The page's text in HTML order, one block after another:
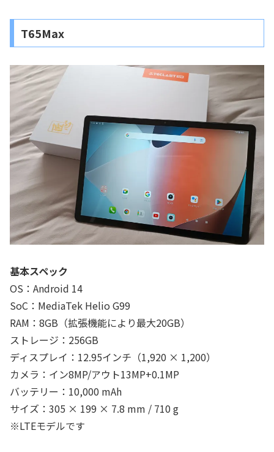
T65Max
基本スペック
OS：Android 14
SoC：MediaTek Helio G99
RAM：8GB（拡張機能により最大20GB）
ストレージ：256GB
ディスプレイ：12.95インチ（1,920 × 1,200）
カメラ：イン8MP/アウト13MP+0.1MP
バッテリー：10,000 mAh
サイズ：305 × 199 × 7.8 mm / 710 g
※LTEモデルです